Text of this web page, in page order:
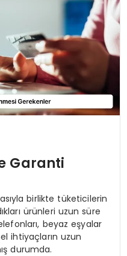
Garanti
birlikte tüketicilerin
ürünleri uzun süre
beyaz eşyalar
ihtiyaçların uzun
durumda.